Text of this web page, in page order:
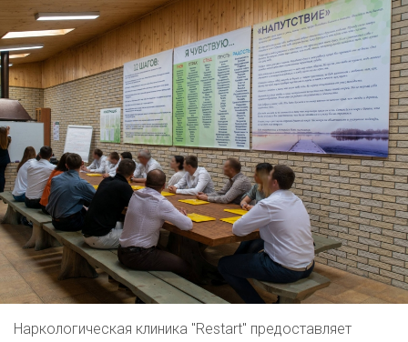
Наркологическая клиника "Restart" предоставляет